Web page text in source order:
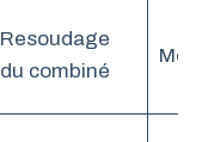
Resoudage
du combiné